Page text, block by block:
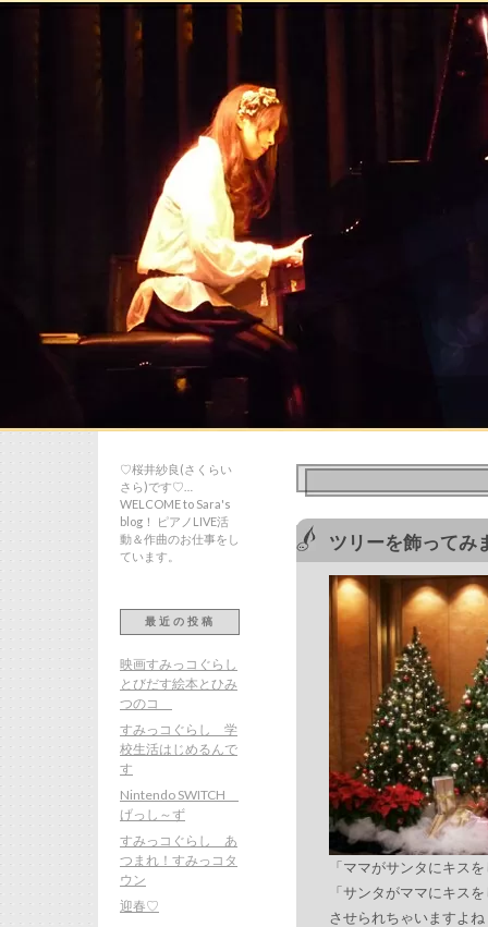
ツリーを飾ってみ
「ママがサンタにキス
「サンタがママにキス
させられちゃいますよ
♡桜井紗良(さくらい
さら)です♡…
WELCOME to Sara's
blog！ ピアノLIVE活
動＆作曲のお仕事をし
ています。
最近の投稿
映画すみっコぐらし
とびだす絵本とひみ
つのコ
すみっコぐらし 学
校生活はじめるんで
す
Nintendo SWITCH
げっし～ず
すみっコぐらし あ
つまれ！すみっコタ
ウン
迎春♡